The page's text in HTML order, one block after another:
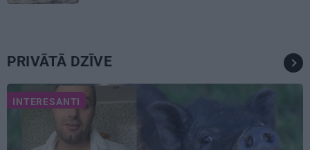
PRIVĀTĀ DZĪVE
INTERESANTI